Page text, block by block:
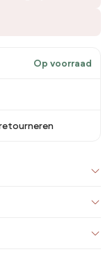
Op voorraad